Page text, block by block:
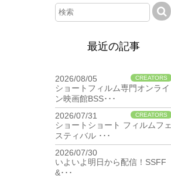
最近の記事
2026/08/05 CREATORS
ショートフィルム専門オンライ
ン映画館BSS･･･
2026/07/31
CREATORS
ショートショート フィルムフェ
スティバル ･･･
2026/07/30
いよいよ明日から配信！SSFF
&･･･